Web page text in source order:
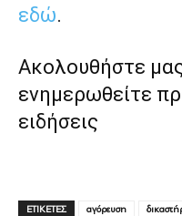
εδώ.
Ακολουθήστε
ενημερωθείτε
ειδήσεις
ΕΤΙΚΕΤΕΣ αγόρευση